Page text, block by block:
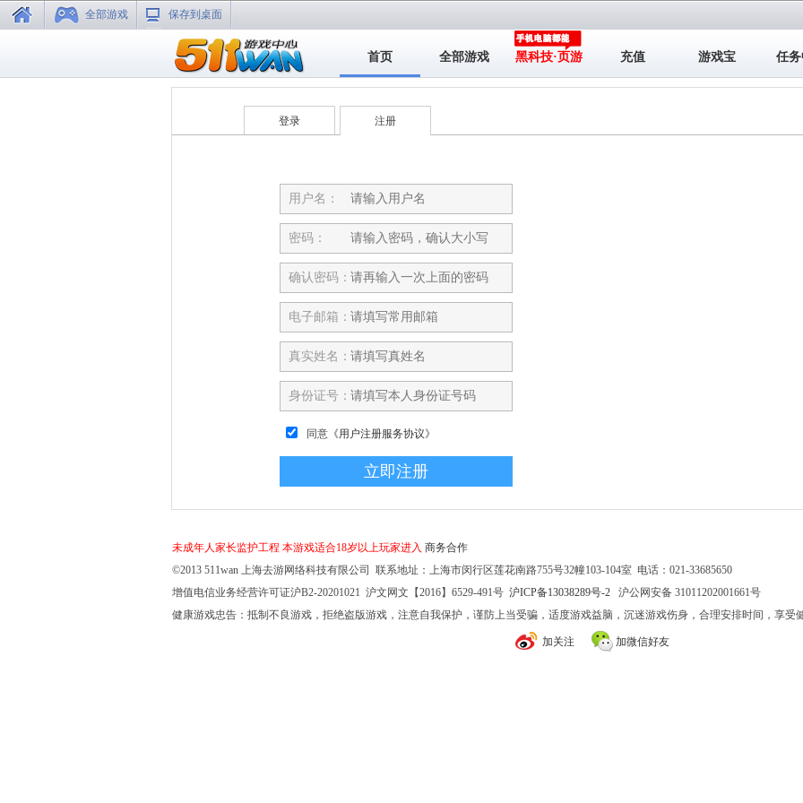
全部游戏 保存到桌面
首页 全部游戏 黑科技·页游 充值 游戏宝 任
登录 注册
用户名：
密码：
确认密码：
电子邮箱：
真实姓名：
身份证号：
同意 《用户注册服务协议》
未成年人家长监护工程 本游戏适合18岁以上玩家进入 商务合作
©2013 511wan 上海去游网络科技有限公司 联系地址：上海市闵行区莲花南路755号32幢103-104室 电话：021-33685650
增值电信业务经营许可证沪B2-20201021 沪文网文【2016】6529-491号 沪ICP备13038289号-2 沪公网安备 31011202001661号
健康游戏忠告：抵制不良游戏，拒绝盗版游戏，注意自我保护，谨防上当受骗，适度游戏益脑，沉迷游戏伤身，合理安排时间，享受
加关注 加微信好友